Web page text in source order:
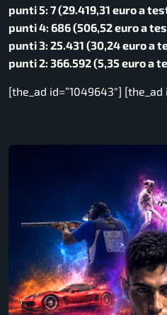
punti 5: 7 (29.419,31 euro a
punti 4: 686 (506,52 euro a
punti 3: 25.431 (30,24 euro a
punti 2: 366.592 (5,35 euro a
[the_ad id=”1049643″] [the_ad